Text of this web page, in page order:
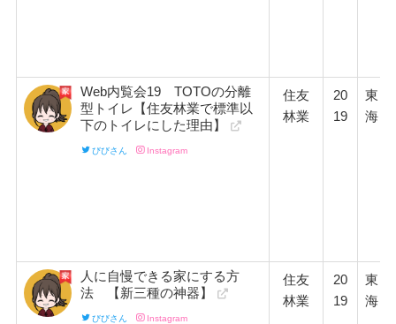
Web内覧会19 TOTOの分離
型トイレ【住友林業で標準以
下のトイレにした理由】
びびさん Instagram
住友
林業
20
19
東
海
人に自慢できる家にする方
法 【新三種の神器】
びびさん Instagram
住友
林業
20
19
東
海